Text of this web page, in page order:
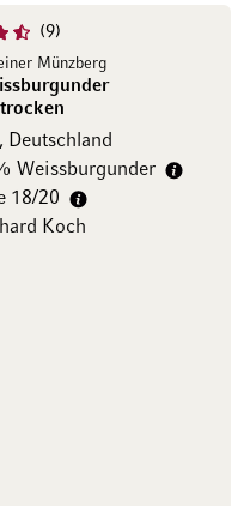
9
Münzberg
trocken
Deutschland
Weissburgunder
18/20
Koch